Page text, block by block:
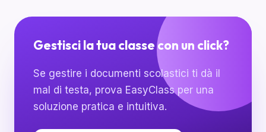
Gestisci la tua classe con un click?
Se gestire i documenti scolastici ti dà il
mal di testa, prova EasyClass per una
soluzione pratica e intuitiva.